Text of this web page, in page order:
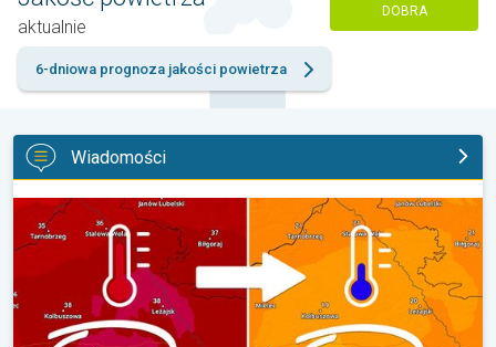
aktualnie
DOBRA
6-dniowa prognoza jakości powietrza
Wiadomości
20 stopni różnicy z dnia na dzień. Ogromne ochłodzenie. . .